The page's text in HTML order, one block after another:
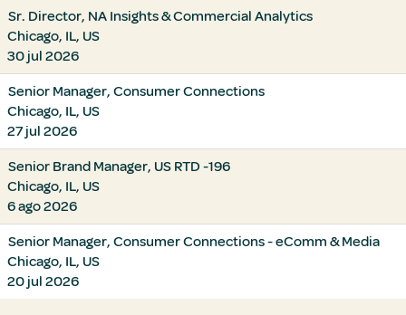
Sr. Director, NA Insights & Commercial Analytics
Chicago, IL, US
30 jul 2026
Senior Manager, Consumer Connections
Chicago, IL, US
27 jul 2026
Senior Brand Manager, US RTD -196
Chicago, IL, US
6 ago 2026
Senior Manager, Consumer Connections - eComm & Media
Chicago, IL, US
20 jul 2026